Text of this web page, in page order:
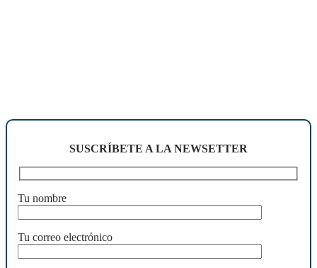
SUSCRÍBETE A LA NEWSETTER
Tu nombre
Tu correo electrónico